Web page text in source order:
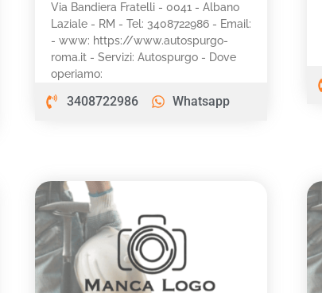
Via Bandiera Fratelli - 0041 - Albano
Laziale - RM - Tel: 3408722986 - Email:
- www: https://www.autospurgo-
roma.it - Servizi: Autospurgo - Dove
operiamo:
3408722986 Whatsapp